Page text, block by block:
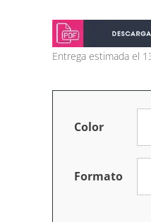
Entrega estimada el
Color
Formato